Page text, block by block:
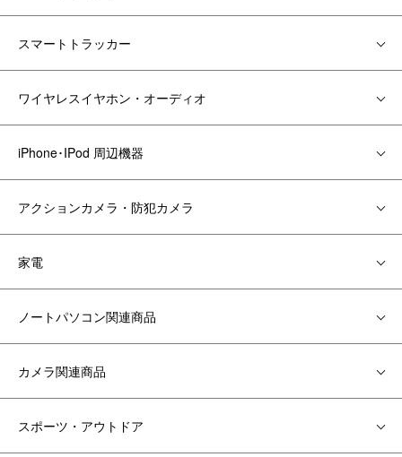
スマートトラッカー
ワイヤレスイヤホン・オーディオ
iPhone･IPod 周辺機器
アクションカメラ・防犯カメラ
家電
ノートパソコン関連商品
カメラ関連商品
スポーツ・アウトドア